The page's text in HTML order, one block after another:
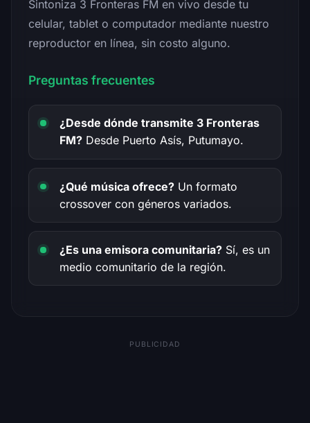
Sintoniza 3 Fronteras FM en vivo desde tu
celular, tablet o computador mediante nuestro
reproductor en línea, sin costo alguno.
Preguntas frecuentes
¿Desde dónde transmite 3 Fronteras
FM? Desde Puerto Asís, Putumayo.
¿Qué música ofrece? Un formato
crossover con géneros variados.
¿Es una emisora comunitaria? Sí, es un
medio comunitario de la región.
PUBLICIDAD